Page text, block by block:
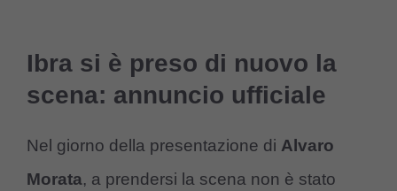
Ibra si è preso di nuovo la
scena: annuncio ufficiale
Nel giorno della presentazione di Alvaro
Morata, a prendersi la scena non è stato